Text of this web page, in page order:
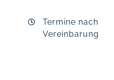
Termine nach
Vereinbarung